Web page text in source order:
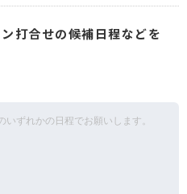
打合せの候補日程などを